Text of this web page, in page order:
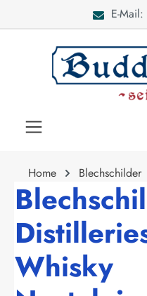
E-
Home Blechschilder
Whisky